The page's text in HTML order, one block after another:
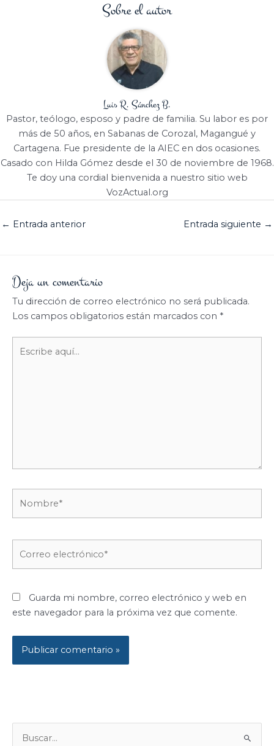
Sobre el autor
Luis R. Sánchez B.
Pastor, teólogo, esposo y padre de familia. Su labor es por
más de 50 años, en Sabanas de Corozal, Magangué y
Cartagena. Fue presidente de la AIEC en dos ocasiones.
Casado con Hilda Gómez desde el 30 de noviembre de 1968.
Te doy una cordial bienvenida a nuestro sitio web
VozActual.org
← Entrada anterior Entrada siguiente →
Deja un comentario
Tu dirección de correo electrónico no será publicada.
Los campos obligatorios están marcados con *
aquí...
electrónico*
Guarda mi nombre, correo electrónico y web en
este navegador para la próxima vez que comente.